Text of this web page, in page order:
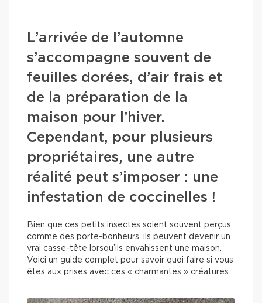
L’arrivée de l’automne
s’accompagne souvent de
feuilles dorées, d’air frais et
de la préparation de la
maison pour l’hiver.
Cependant, pour plusieurs
propriétaires, une autre
réalité peut s’imposer : une
infestation de coccinelles !
Bien que ces petits insectes soient souvent perçus
comme des porte-bonheurs, ils peuvent devenir un
vrai casse-tête lorsqu’ils envahissent une maison.
Voici un guide complet pour savoir quoi faire si vous
êtes aux prises avec ces « charmantes » créatures.